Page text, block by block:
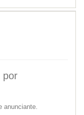
por
anunciante.